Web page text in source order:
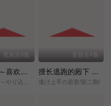
更新至6集
地狱模式～喜欢挑战特殊成就的玩家在废设定的异世界成为无双～第二季
ヘルモード/～やり込み好きのゲーマーは廃設定の異世界で無双する～/2nd/Season/
更新至4集
擅长逃跑的殿下 第二季
逃げ上手の若君/第二期/